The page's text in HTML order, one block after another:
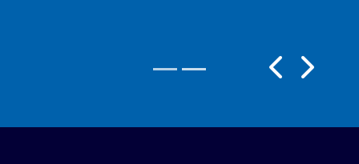
Rodas aro 18"